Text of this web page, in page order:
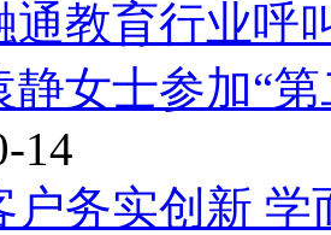
通教育行业呼
静女士参加“
14
户务实创新